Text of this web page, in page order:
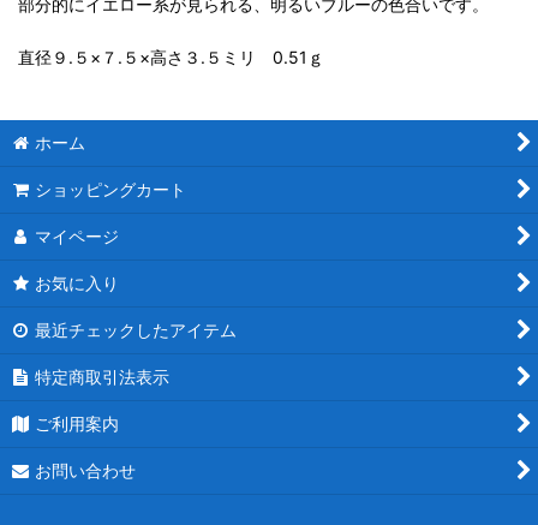
部分的にイエロー系が見られる、明るいブルーの色合いです。
直径９.５×７.５×高さ３.５ミリ 0.51ｇ
ホーム
ショッピングカート
マイページ
お気に入り
最近チェックしたアイテム
特定商取引法表示
ご利用案内
お問い合わせ